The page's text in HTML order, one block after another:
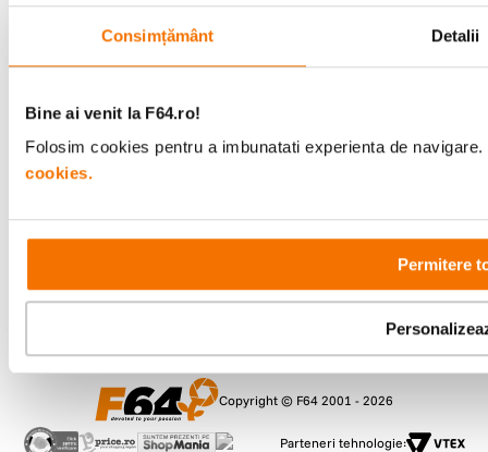
Consimțământ Detalii
Bine ai venit la F64.ro!
Folosim cookies pentru a imbunatati experienta de
cookies.
Permitere
Metode de plata
+40 21 270 0050
Program de lucru
Showroom
Bd-ul Unirii 64, Bucuresti
Copyright © F64 2001 - 2026
Parteneri tehnologie: